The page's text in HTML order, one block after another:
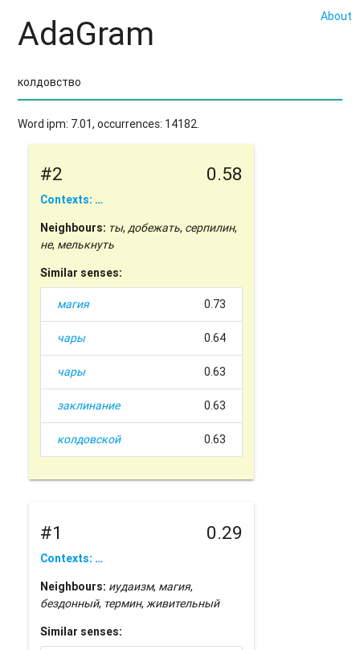
About
AdaGram
Word ipm: 7.01, occurrences: 14182.
#2 0.58
Contexts: …
Neighbours: ты,добежать, серпилин,
не, мелькнуть
Similar senses:
магия 0.73
чары 0.64
чары 0.63
заклинание 0.63
колдовской 0.63
#1 0.29
Contexts: …
Neighbours: иудаизм, магия,
бездонный, термин,живительный
Similar senses: